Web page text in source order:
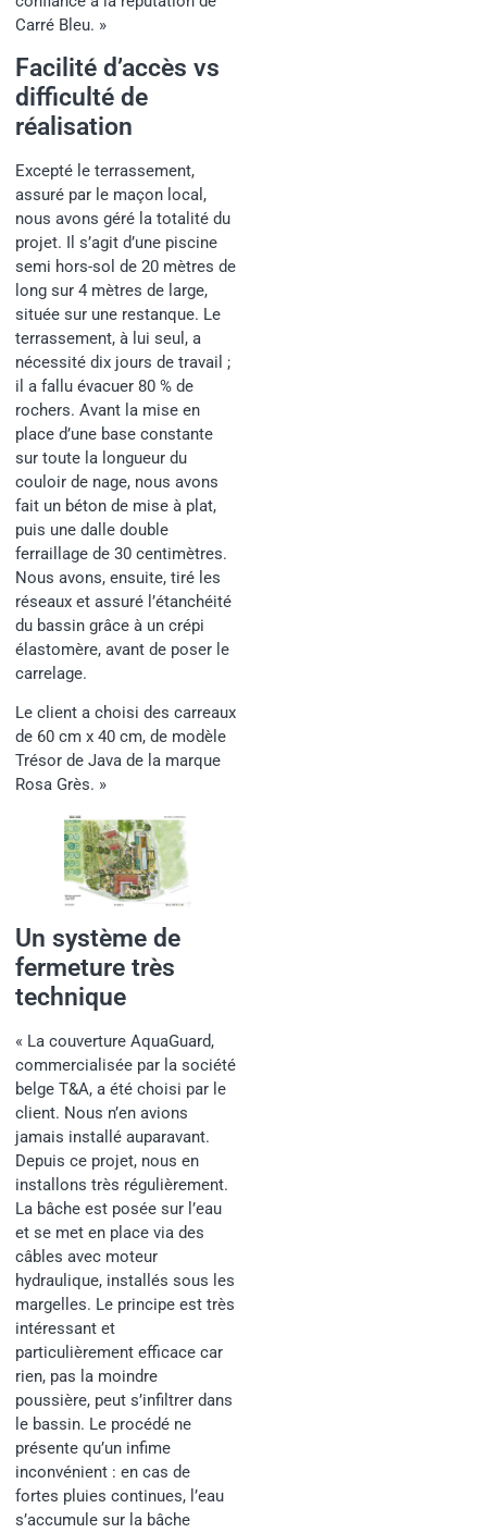
Carré Bleu. »
Facilité d’accès vs
difficulté de
réalisation
Excepté le terrassement,
assuré par le maçon local,
nous avons géré la totalité du
projet. Il s’agit d’une piscine
semi hors-sol de 20 mètres de
long sur 4 mètres de large,
située sur une restanque. Le
terrassement, à lui seul, a
nécessité dix jours de travail ;
il a fallu évacuer 80 % de
rochers. Avant la mise en
place d’une base constante
sur toute la longueur du
couloir de nage, nous avons
fait un béton de mise à plat,
puis une dalle double
ferraillage de 30 centimètres.
Nous avons, ensuite, tiré les
réseaux et assuré l’étanchéité
du bassin grâce à un crépi
élastomère, avant de poser le
carrelage.
Le client a choisi des carreaux
de 60 cm x 40 cm, de modèle
Trésor de Java de la marque
Rosa Grès. »
Un système de
fermeture très
technique
« La couverture AquaGuard,
commercialisée par la société
belge T&A, a été choisi par le
client. Nous n’en avions
jamais installé auparavant.
Depuis ce projet, nous en
installons très régulièrement.
La bâche est posée sur l’eau
et se met en place via des
câbles avec moteur
hydraulique, installés sous les
margelles. Le principe est très
intéressant et
particulièrement efficace car
rien, pas la moindre
poussière, peut s’infiltrer dans
le bassin. Le procédé ne
présente qu’un infime
inconvénient : en cas de
fortes pluies continues, l’eau
s’accumule sur la bâche